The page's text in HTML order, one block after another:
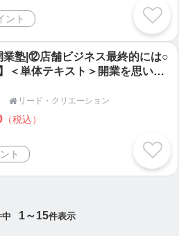
ント
業塾|⑫店舗ビジネス最終的には○
＜単体テキスト＞開業を思いた
は○○○○○/飲食店開業/理美容室開
法
 リード・クリエーション
（税込）
ト
中 1～15件表示